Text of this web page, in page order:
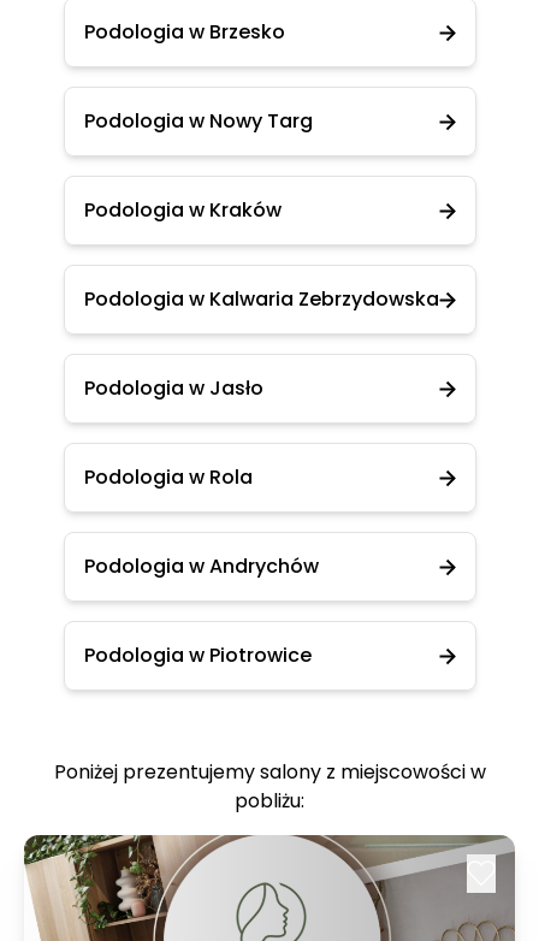
Podologia w Brzesko
Podologia w Nowy Targ
Podologia w Kraków
Podologia w Kalwaria Zebrzydowska
Podologia w Jasło
Podologia w Rola
Podologia w Andrychów
Podologia w Piotrowice
Poniżej prezentujemy salony z miejscowości w
pobliżu: